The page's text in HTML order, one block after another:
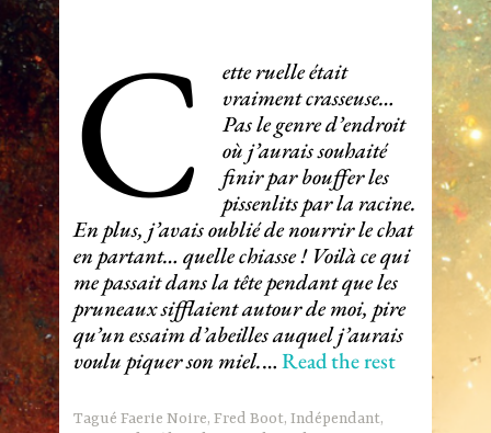
C
ette ruelle était
vraiment crasseuse…
Pas le genre d’endroit
où j’aurais souhaité
finir par bouffer les
pissenlits par la racine.
En plus, j’avais oublié de nourrir le chat
en partant… quelle chiasse ! Voilà ce qui
me passait dans la tête pendant que les
pruneaux sifflaient autour de moi, pire
qu’un essaim d’abeilles auquel j’aurais
voulu piquer son miel.…Read the rest
TaguéFaerie Noire,Fred Boot,Indépendant,